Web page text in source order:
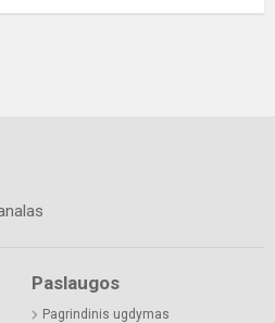
Paslaugos
Pagrindinis ugdymas